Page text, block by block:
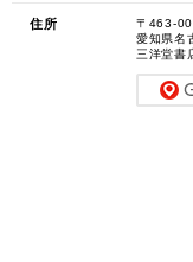
住所
〒463-
愛知県名
三洋堂書